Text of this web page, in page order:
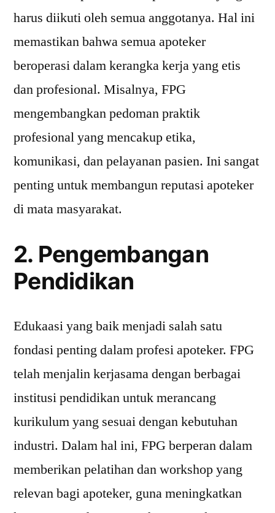
harus diikuti oleh semua anggotanya. Hal ini
memastikan bahwa semua apoteker
beroperasi dalam kerangka kerja yang etis
dan profesional. Misalnya, FPG
mengembangkan pedoman praktik
profesional yang mencakup etika,
komunikasi, dan pelayanan pasien. Ini sangat
penting untuk membangun reputasi apoteker
di mata masyarakat.
2. Pengembangan
Pendidikan
Edukaasi yang baik menjadi salah satu
fondasi penting dalam profesi apoteker. FPG
telah menjalin kerjasama dengan berbagai
institusi pendidikan untuk merancang
kurikulum yang sesuai dengan kebutuhan
industri. Dalam hal ini, FPG berperan dalam
memberikan pelatihan dan workshop yang
relevan bagi apoteker, guna meningkatkan